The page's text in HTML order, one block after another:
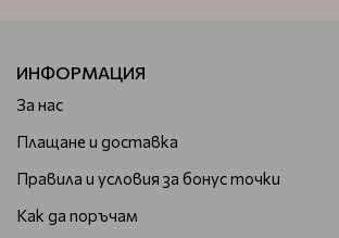
ИНФОРМАЦИЯ
За нас
Плащане и доставка
Правила и условия за бонус точки
Как да поръчам